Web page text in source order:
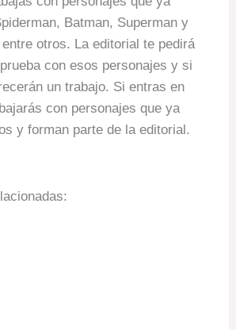
Batman, Superman y
otros. La editorial te pedirá
con esos personajes y si
un trabajo. Si entras en
con personajes que ya
y forman parte de la editorial.